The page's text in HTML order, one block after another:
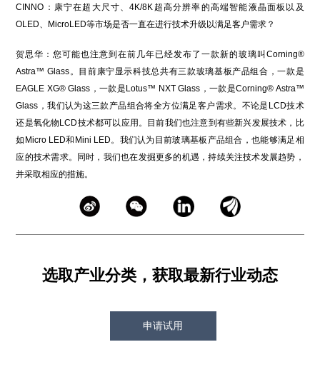
CINNO：康宁在超大尺寸、4K/8K超高分辨率的高端智能液晶面板以及
OLED、MicroLED等市场是否一直在进行技术升级以满足客户需求？
贺思华：您可能也注意到在前几年已经发布了一款新的玻璃叫Corning®
Astra™ Glass。目前康宁显示科技总共有三款玻璃基板产品组合，一款是
EAGLE XG® Glass，一款是Lotus™ NXT Glass，一款是Corning® Astra™
Glass，我们认为这三款产品组合将全方位满足客户需求。不论是LCD技术
还是氧化物LCD技术都可以应用。目前我们也注意到有些新兴发展技术，比
如Micro LED和Mini LED。我们认为目前玻璃基板产品组合，也能够满足相
应的技术需求。同时，我们也在发掘更多的机遇，持续关注技术发展趋势，
并采取相应的措施。
选取产业分类，获取最新行业动态
申请试用